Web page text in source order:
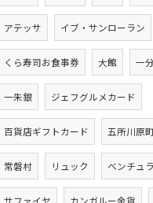
アテッサ イブ・サンローラン
くら寿司お食事券 大館 一
一朱銀 ジェフグルメカード
百貨店ギフトカード 五所川原
常磐村 リュック ベンチュラ
サファイヤ カンガルー金貨